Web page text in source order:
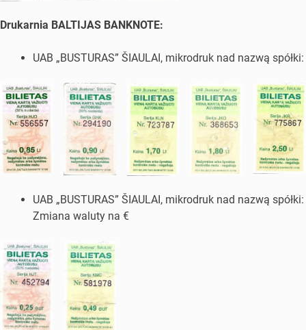
Drukarnia BALTIJAS BANKNOTE:
UAB „BUSTURAS” ŠIAULAI, mikrodruk nad nazwą spółki:
UAB „BUSTURAS” ŠIAULAI, mikrodruk nad nazwą spółki:
Zmiana waluty na €